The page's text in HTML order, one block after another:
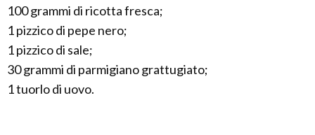
100 grammi di ricotta fresca;
1 pizzico di pepe nero;
1 pizzico di sale;
30 grammi di parmigiano grattugiato;
1 tuorlo di uovo.